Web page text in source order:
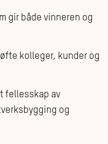
gir både vinneren og
kolleger, kunder og
fellesskap av
og